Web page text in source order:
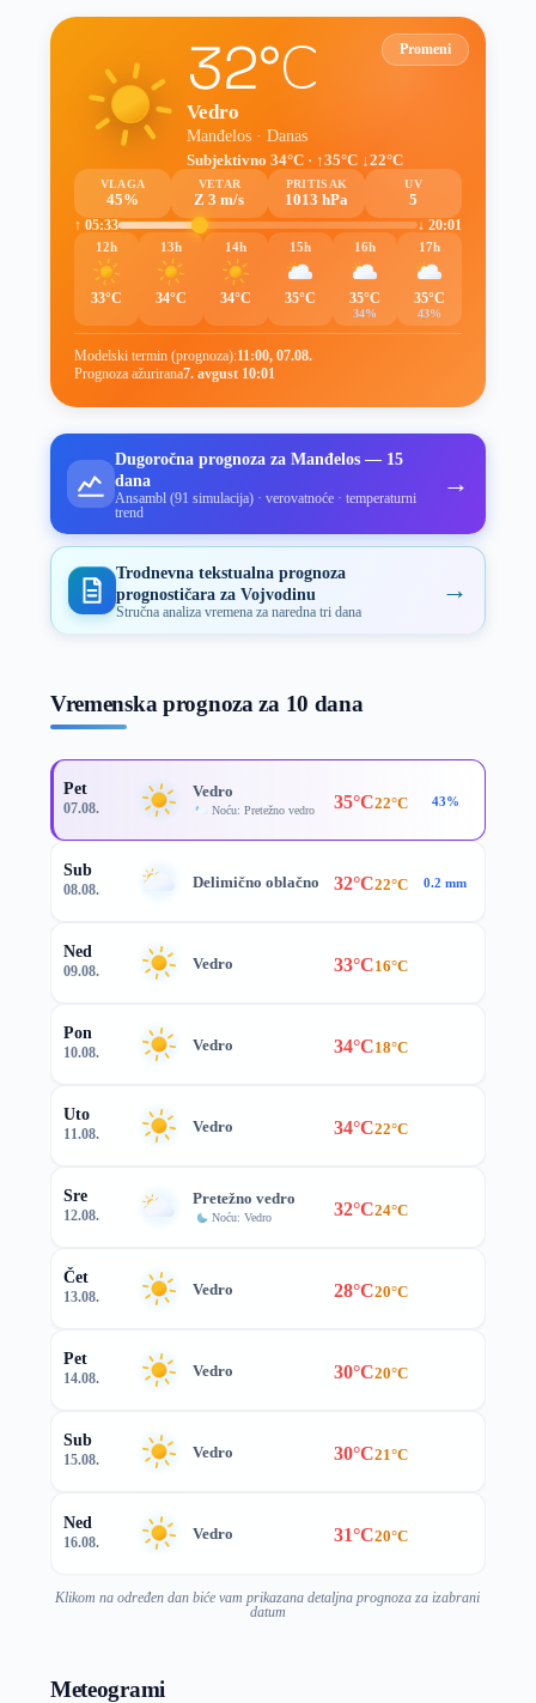
Promeni
32°C
Vedro
Manđelos · Danas
Subjektivno 34°C · ↑35°C ↓22°C
VLAGA
45%
VETAR
Z 3 m/s
PRITISAK
1013 hPa
UV
5
↑ 05:33
↓ 20:01
12h
33°C
13h
34°C
14h
34°C
15h
35°C
16h
35°C
34%
17h
35°C
43%
Modelski termin (prognoza):11:00, 07.08.
Prognoza ažurirana7. avgust 10:01
Dugoročna prognoza za Manđelos — 15
dana
Ansambl (91 simulacija) · verovatnoće · temperaturni
trend
→
Trodnevna tekstualna prognoza
prognostičara za Vojvodinu
Stručna analiza vremena za naredna tri dana
→
Vremenska prognoza za 10 dana
Pet
07.08.
Vedro
Noću: Pretežno vedro 35°C22°C 43%
Sub
08.08. Delimično oblačno 32°C22°C 0.2 mm
Ned
09.08. Vedro 33°C16°C
Pon
10.08. Vedro 34°C18°C
Uto
11.08. Vedro 34°C22°C
Sre
12.08.
Pretežno vedro
Noću: Vedro 32°C24°C
Čet
13.08. Vedro 28°C20°C
Pet
14.08. Vedro 30°C20°C
Sub
15.08. Vedro 30°C21°C
Ned
16.08. Vedro 31°C20°C
Klikom na određen dan biće vam prikazana detaljna prognoza za izabrani
datum
Meteogrami